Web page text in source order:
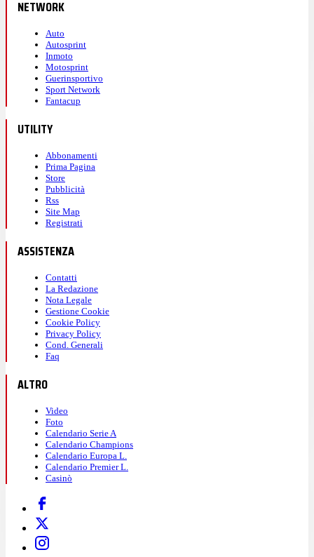
NETWORK
Auto
Autosprint
Inmoto
Motosprint
Guerinsportivo
Sport Network
Fantacup
UTILITY
Abbonamenti
Prima Pagina
Store
Pubblicità
Rss
Site Map
Registrati
ASSISTENZA
Contatti
La Redazione
Nota Legale
Gestione Cookie
Cookie Policy
Privacy Policy
Cond. Generali
Faq
ALTRO
Video
Foto
Calendario Serie A
Calendario Champions
Calendario Europa L.
Calendario Premier L.
Casinò